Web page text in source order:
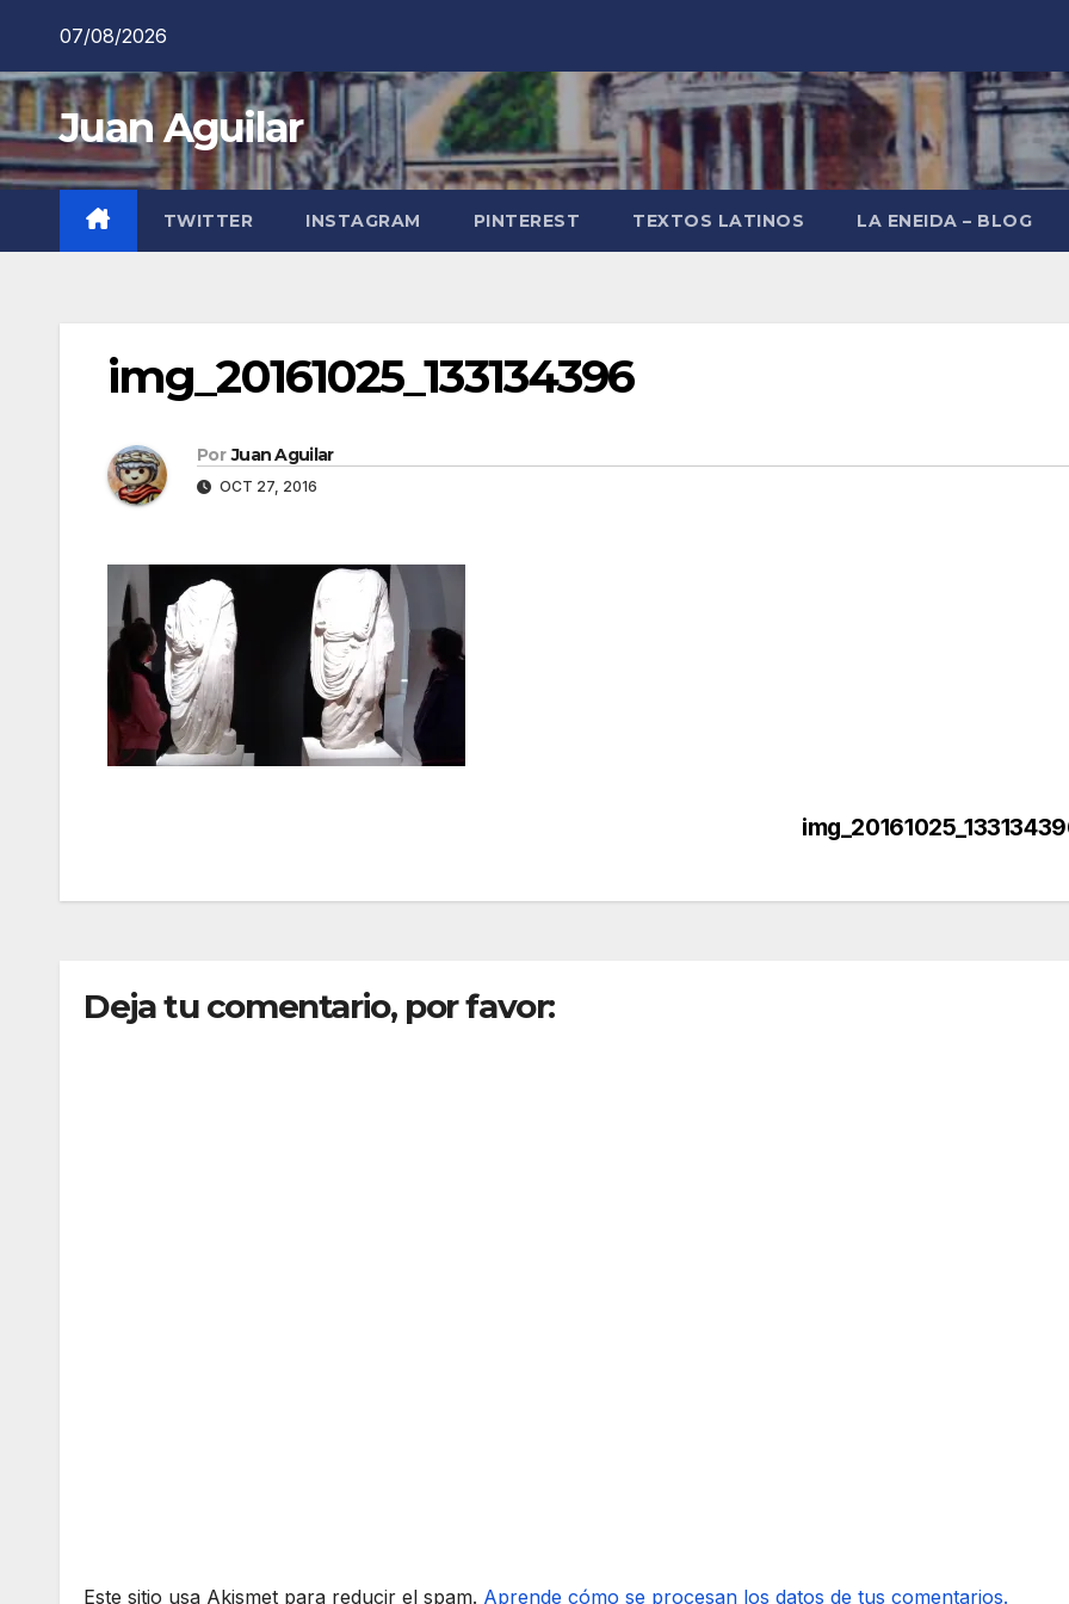
contenido
07/08/2026
Juan Aguilar
TWITTER INSTAGRAM PINTEREST TEXTOS LATINOS LA ENEIDA – BLOG
img_20161025_133134396
Por Juan Aguilar
OCT 27, 2016
Deja tu comentario, por favor:
Este sitio usa Akismet para reducir el spam. Aprende cómo se procesan los datos de tus comentarios.